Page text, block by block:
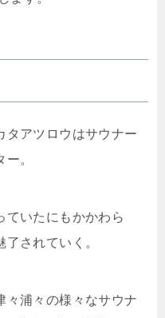
タアツロウはサウナー
。
ていたにもかかわら
されていく。
々浦々の様々なサウナ